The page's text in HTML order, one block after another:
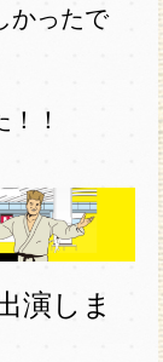
かったで
！
演しま